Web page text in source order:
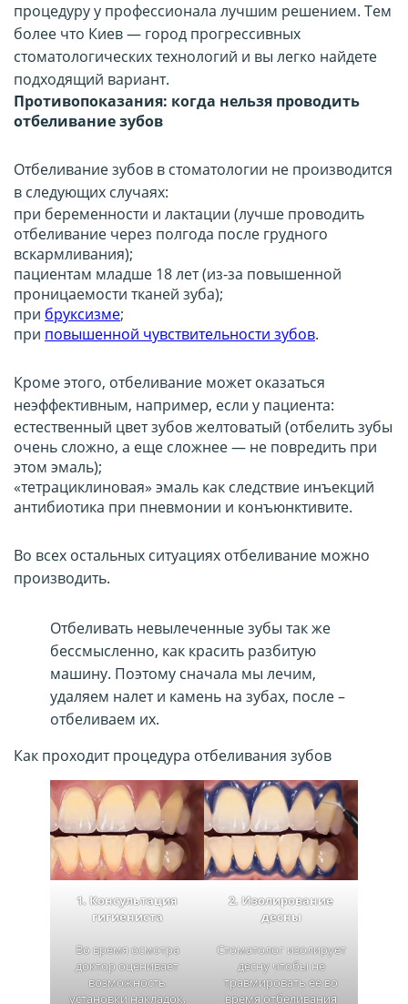
процедуру у профессионала лучшим решением. Тем
более что Киев — город прогрессивных
стоматологических технологий и вы легко найдете
подходящий вариант.
Противопоказания: когда нельзя проводить
отбеливание зубов
Отбеливание зубов в стоматологии не производится
в следующих случаях:
при беременности и лактации (лучше проводить
отбеливание через полгода после грудного
вскармливания);
пациентам младше 18 лет (из-за повышенной
проницаемости тканей зуба);
при бруксизме;
при повышенной чувствительности зубов.
Кроме этого, отбеливание может оказаться
неэффективным, например, если у пациента:
естественный цвет зубов желтоватый (отбелить зубы
очень сложно, а еще сложнее — не повредить при
этом эмаль);
«тетрациклиновая» эмаль как следствие инъекций
антибиотика при пневмонии и конъюнктивите.
Во всех остальных ситуациях отбеливание можно
производить.
Отбеливать невылеченные зубы так же
бессмысленно, как красить разбитую
машину. Поэтому сначала мы лечим,
удаляем налет и камень на зубах, после –
отбеливаем их.
Как проходит процедура отбеливания зубов
1. Консультация
гигиениста
Во время осмотра
доктор оценивает
возможность
установки накладок,
2. Изолирование
десны
Стоматолог изолирует
десну чтобы не
травмировать ее во
время отбеливания